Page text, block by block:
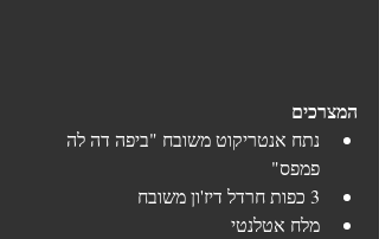
המצרכים
נתח אנטריקוט משובח "ביפה דה לה
פמפס"
3 כפות חרדל דיז'ון משובח
מלח אטלנטי